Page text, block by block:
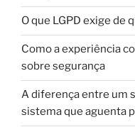
O que LGPD exige de
Como a experiência
sobre segurança
A diferença entre um
sistema que aguenta